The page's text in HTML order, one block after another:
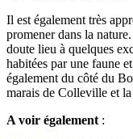
Il est également très
promener dans la
doute lieu à quelques
habitées par une faune
également du côté du
marais de Colleville et
A voir également :